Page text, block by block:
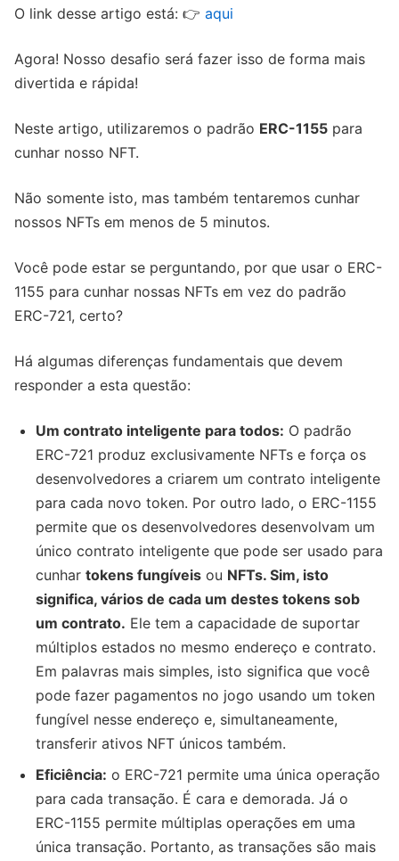
O link desse artigo está: 👉 aqui
Agora! Nosso desafio será fazer isso de forma mais
divertida e rápida!
Neste artigo, utilizaremos o padrão ERC-1155 para
cunhar nosso NFT.
Não somente isto, mas também tentaremos cunhar
nossos NFTs em menos de 5 minutos.
Você pode estar se perguntando, por que usar o ERC-
1155 para cunhar nossas NFTs em vez do padrão
ERC-721, certo?
Há algumas diferenças fundamentais que devem
responder a esta questão:
Um contrato inteligente para todos: O padrão
ERC-721 produz exclusivamente NFTs e força os
desenvolvedores a criarem um contrato inteligente
para cada novo token. Por outro lado, o ERC-1155
permite que os desenvolvedores desenvolvam um
único contrato inteligente que pode ser usado para
cunhar tokens fungíveis ou NFTs. Sim, isto
significa, vários de cada um destes tokens sob
um contrato. Ele tem a capacidade de suportar
múltiplos estados no mesmo endereço e contrato.
Em palavras mais simples, isto significa que você
pode fazer pagamentos no jogo usando um token
fungível nesse endereço e, simultaneamente,
transferir ativos NFT únicos também.
Eficiência: o ERC-721 permite uma única operação
para cada transação. É cara e demorada. Já o
ERC-1155 permite múltiplas operações em uma
única transação. Portanto, as transações são mais